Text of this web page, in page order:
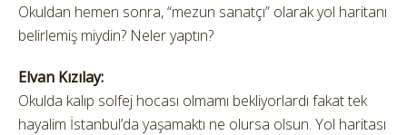
Okuldan hemen sonra, “mezun sanatçı” olarak yol haritanı
belirlemiş miydin? Neler yaptın?
Elvan Kızılay:
Okulda kalıp solfej hocası olmamı bekliyorlardı fakat tek
hayalim İstanbul’da yaşamaktı ne olursa olsun. Yol haritası